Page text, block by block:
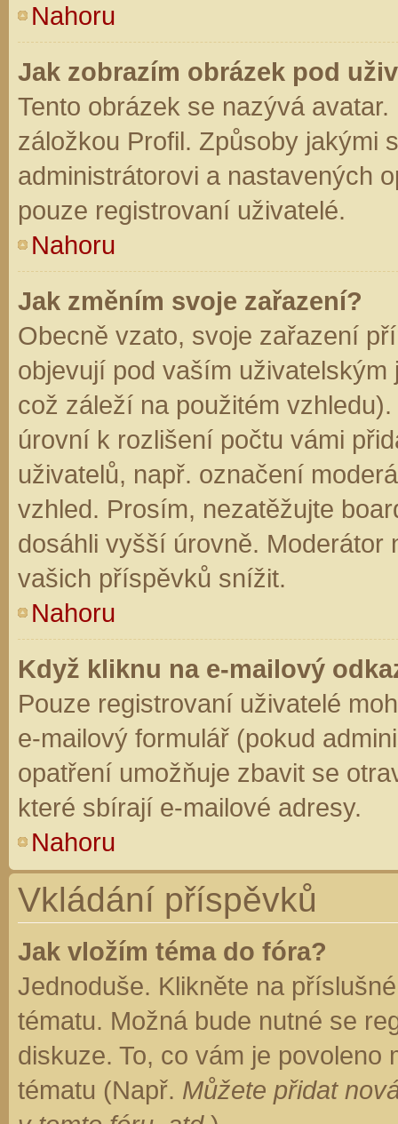
Nahoru
Jak zobrazím obrázek pod
Tento obrázek se nazývá
záložkou Profil. Způsoby jakými
administrátorovi a nastavených
pouze registrovaní uživatelé.
Nahoru
Jak změním svoje zařazení?
Obecně vzato, svoje zařazení
objevují pod vaším
což záleží na použitém
úrovní k rozlišení počtu vámi
uživatelů, např. označení
vzhled. Prosím, nezatěžujte
dosáhli vyšší úrovně. Moderátor
vašich příspěvků snížit.
Nahoru
Když kliknu na e-mailový
Pouze registrovaní uživatelé
e-mailový formulář (pokud
opatření umožňuje zbavit se
které sbírají e-mailové adresy.
Nahoru
Vkládání příspěvků
Jak vložím téma do fóra?
Jednoduše. Klikněte na
tématu. Možná bude nutné se
diskuze. To, co vám je
tématu (Např. Můžete přidat